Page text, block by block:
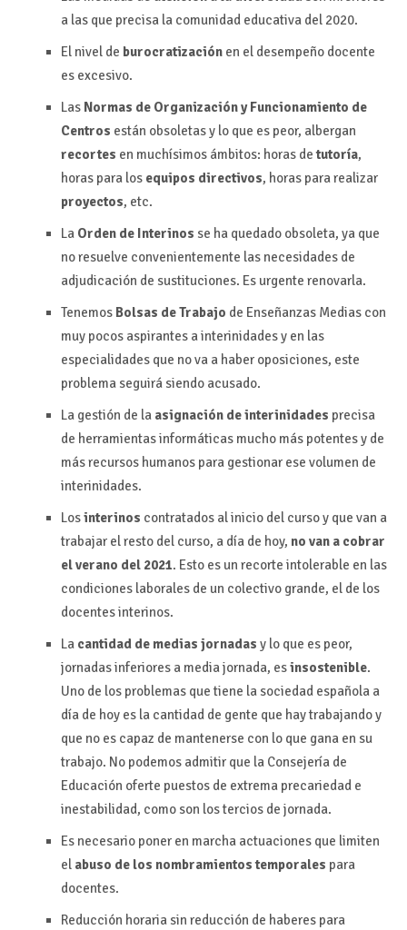
a las que precisa la comunidad educativa del 2020.
El nivel de burocratizaciónen el desempeño docente
es excesivo.
Las Normas de Organización y Funcionamiento de
Centros están obsoletas y lo que es peor, albergan
recortes en muchísimos ámbitos: horas detutoría,
horas para los equipos directivos, horas para realizar
proyectos, etc.
La Orden de Interinos se ha quedado obsoleta, ya que
no resuelve convenientemente las necesidades de
adjudicación de sustituciones. Es urgente renovarla.
Tenemos Bolsas de Trabajo de Enseñanzas Medias con
muy pocos aspirantes a interinidades y en las
especialidades que no va a haber oposiciones, este
problema seguirá siendo acusado.
La gestión de la asignación de interinidades precisa
de herramientas informáticas mucho más potentes y de
más recursos humanos para gestionar ese volumen de
interinidades.
Losinterinos contratados al inicio del curso y que van a
trabajar el resto del curso, a día de hoy, no van a cobrar
el verano del 2021. Esto es un recorte intolerable en las
condiciones laborales de un colectivo grande, el de los
docentes interinos.
La cantidad de medias jornadas y lo que es peor,
jornadas inferiores a media jornada, esinsostenible.
Uno de los problemas que tiene la sociedad española a
día de hoy es la cantidad de gente que hay trabajando y
que no es capaz de mantenerse con lo que gana en su
trabajo. No podemos admitir que la Consejería de
Educación oferte puestos de extrema precariedad e
inestabilidad, como son los tercios de jornada.
Es necesario poner en marcha actuaciones que limiten
el abuso de los nombramientos temporales para
docentes.
Reducción horaria sin reducción de haberes para